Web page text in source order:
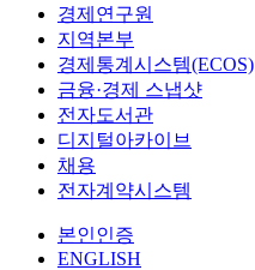
경제연구원
지역본부
경제통계시스템(ECOS)
금융·경제 스냅샷
전자도서관
디지털아카이브
채용
전자계약시스템
본인인증
ENGLISH